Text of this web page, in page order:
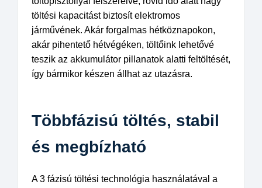
töltési kapacitást biztosít elektromos
járművének. Akár forgalmas hétköznapokon,
akár pihentető hétvégéken, töltőink lehetővé
teszik az akkumulátor pillanatok alatti feltöltését,
így bármikor készen állhat az utazásra.
Többfázisú töltés, stabil
és megbízható
A 3 fázisú töltési technológia használatával a